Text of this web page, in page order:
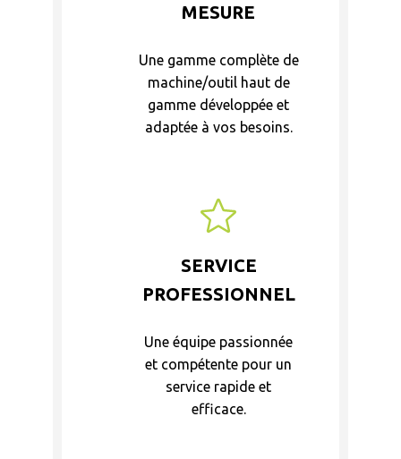
MESURE
Une gamme complète de
machine/outil haut de
gamme développée et
adaptée à vos besoins.
SERVICE
PROFESSIONNEL
Une équipe passionnée
et compétente pour un
service rapide et
efficace.